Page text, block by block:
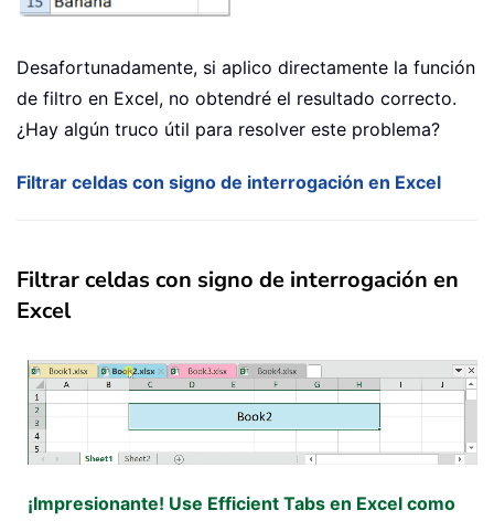
Desafortunadamente, si aplico directamente la función
de filtro en Excel, no obtendré el resultado correcto.
¿Hay algún truco útil para resolver este problema?
Filtrar celdas con signo de interrogación en Excel
Filtrar celdas con signo de interrogación en
Excel
¡Impresionante! Use Efficient Tabs en Excel como